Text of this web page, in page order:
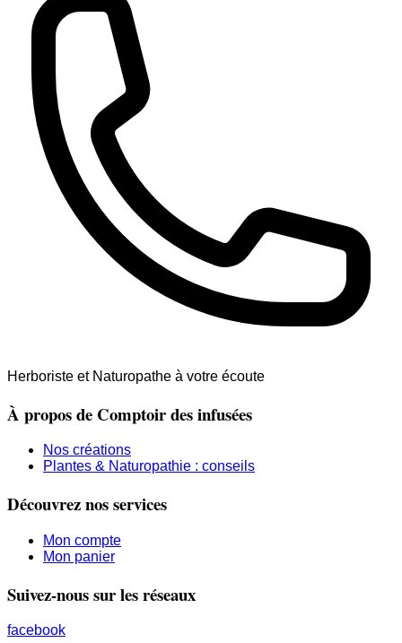
Herboriste et Naturopathe à votre écoute
À propos de Comptoir des infusées
Nos créations
Plantes & Naturopathie : conseils
Découvrez nos services
Mon compte
Mon panier
Suivez-nous sur les réseaux
facebook